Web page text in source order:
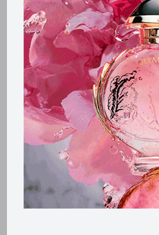
Retiros
Productos que te